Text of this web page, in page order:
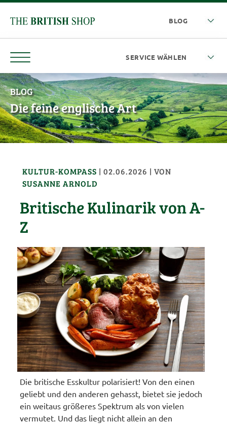
BLOG
Die feine englische Art
KULTUR-KOMPASS |02.06.2026 | VON
SUSANNE ARNOLD
Britische Kulinarik von A-
Z
Die britische Esskultur polarisiert! Von den einen
geliebt und den anderen gehasst, bietet sie jedoch
ein weitaus größeres Spektrum als von vielen
vermutet. Und das liegt nicht allein an den